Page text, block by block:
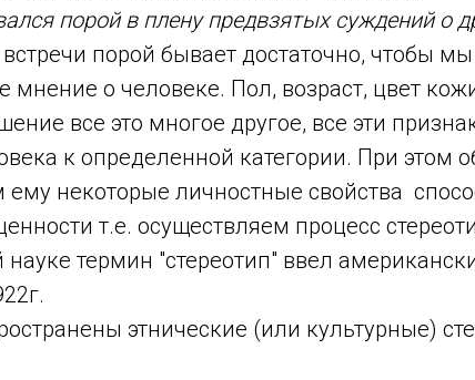
порой в плену предвзятых суждений о
порой бывает достаточно, чтобы мы
мнение о человеке. Пол, возраст, цвет
все это многое другое, все эти
к определенной категории. При этом
некоторые личностные свойства
т.е. осуществляем процесс
науке термин "стереотип" ввел
этнические (или культурные)